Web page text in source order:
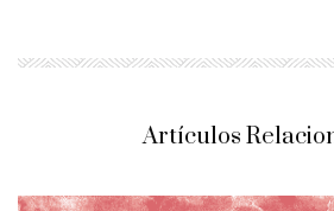
Artículos